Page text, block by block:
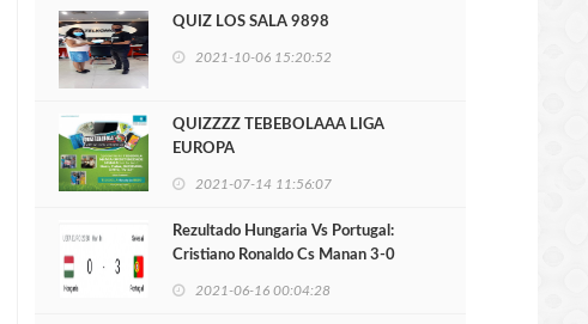
QUIZ LOS SALA 9898
2021-10-06 15:20:52
QUIZZZZ TEBEBOLAAA LIGA
EUROPA
2021-07-14 11:56:07
Rezultado Hungaria Vs Portugal:
Cristiano Ronaldo Cs Manan 3-0
2021-06-16 00:04:28